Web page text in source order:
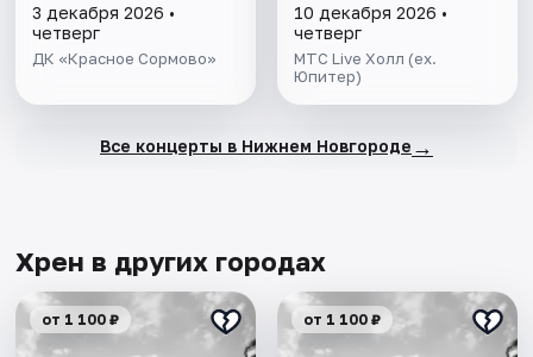
3 декабря 2026 •
четверг
ДК «Красное Сормово»
10 декабря 2026 •
четверг
МТС Live Холл (ex.
Юпитер)
Все концерты в Нижнем Новгороде →
Хрен в других городах
от 1 100 ₽ от 1 100 ₽